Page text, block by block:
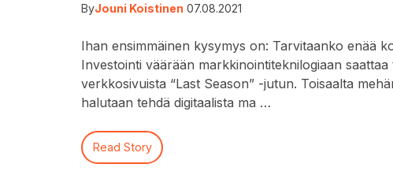
ByJouni Koistinen 07.08.2021
Ihan ensimmäinen kysymys on: Tarvitaanko enää
Investointi väärään markkinointiteknilogiaan saattaa
verkkosivuista “Last Season” -jutun. Toisaalta
halutaan tehdä digitaalista ma …
Read Story